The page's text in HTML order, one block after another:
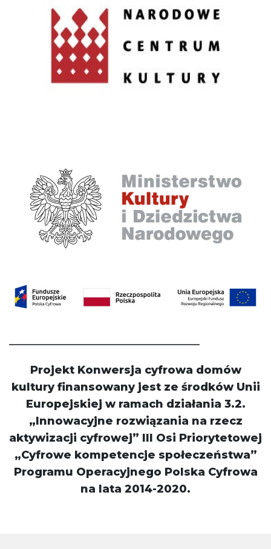
___________________________________
Projekt Konwersja cyfrowa domów
kultury finansowany jest ze środków Unii
Europejskiej w ramach działania 3.2.
„Innowacyjne rozwiązania na rzecz
aktywizacji cyfrowej” III Osi Priorytetowej
„Cyfrowe kompetencje społeczeństwa”
Programu Operacyjnego Polska Cyfrowa
na lata 2014-2020.